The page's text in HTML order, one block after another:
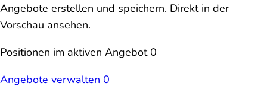
Angebote erstellen und speichern. Direkt in der
Vorschau ansehen.
Positionen im aktiven Angebot 0
Angebote verwalten 0